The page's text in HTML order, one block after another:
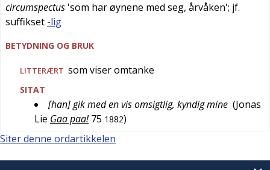
circumspectus 'som har øynene med seg, årvåken'; jf.
suffikset -lig
BETYDNING OG BRUK
LITTERÆRT som viser omtanke
SITAT
[han] gik med en vis omsigtlig, kyndig mine (Jonas
Lie Gaa paa! 75 1882)
Siter denne ordartikkelen